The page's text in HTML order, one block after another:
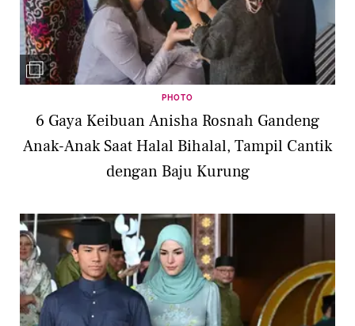
PHOTO
6 Gaya Keibuan Anisha Rosnah Gandeng
Anak-Anak Saat Halal Bihalal, Tampil Cantik
dengan Baju Kurung